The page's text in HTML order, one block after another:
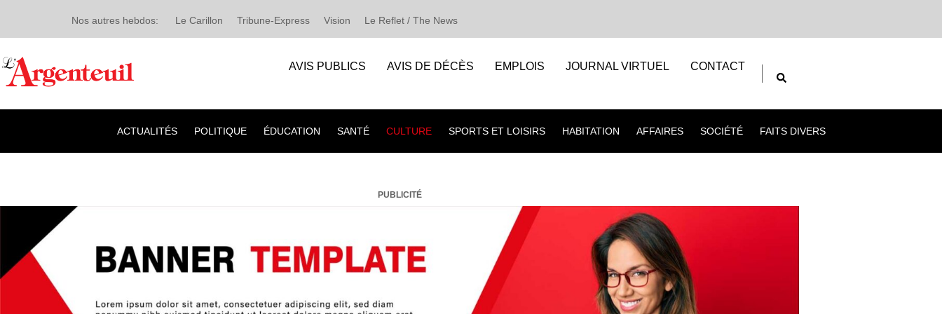
Nos autres hebdos: Le Carillon Tribune-Express Vision Le Reflet / The News
AVIS PUBLICS AVIS DE DÉCÈS EMPLOIS JOURNAL VIRTUEL CONTACT
ACTUALITÉS POLITIQUE ÉDUCATION SANTÉ CULTURE SPORTS ET LOISIRS HABITATION AFFAIRES SOCIÉTÉ FAITS DIVERS
PUBLICITÉ